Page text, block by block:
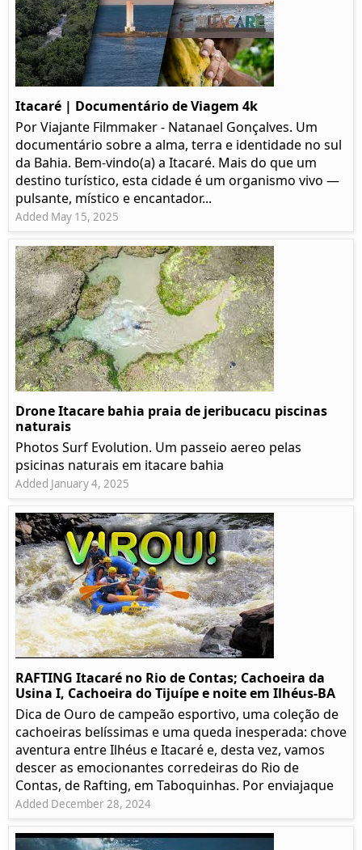
Itacaré | Documentário de Viagem 4k
Por Viajante Filmmaker - Natanael Gonçalves. Um
documentário sobre a alma, terra e identidade no sul
da Bahia. Bem-vindo(a) a Itacaré. Mais do que um
destino turístico, esta cidade é um organismo vivo —
pulsante, místico e encantador...
Added May 15, 2025
Drone Itacare bahia praia de jeribucacu piscinas
naturais
Photos Surf Evolution. Um passeio aereo pelas
psicinas naturais em itacare bahia
Added January 4, 2025
RAFTING Itacaré no Rio de Contas; Cachoeira da
Usina I, Cachoeira do Tijuípe e noite em Ilhéus-BA
Dica de Ouro de campeão esportivo, uma coleção de
cachoeiras belíssimas e uma queda inesperada: chove
aventura entre Ilhéus e Itacaré e, desta vez, vamos
descer as emocionantes corredeiras do Rio de
Contas, de Rafting, em Taboquinhas. Por enviajaque
Added December 28, 2024